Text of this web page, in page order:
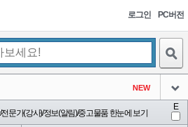
로그인 PC버전
NEW
아이콘
문가(강사)/정보(알림)/중고물품 한눈에 보기
E